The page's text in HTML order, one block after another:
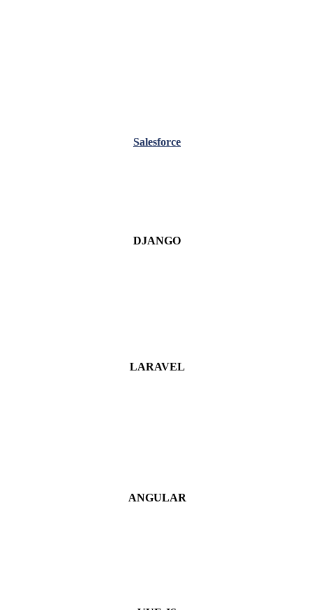
Salesforce
DJANGO
LARAVEL
ANGULAR